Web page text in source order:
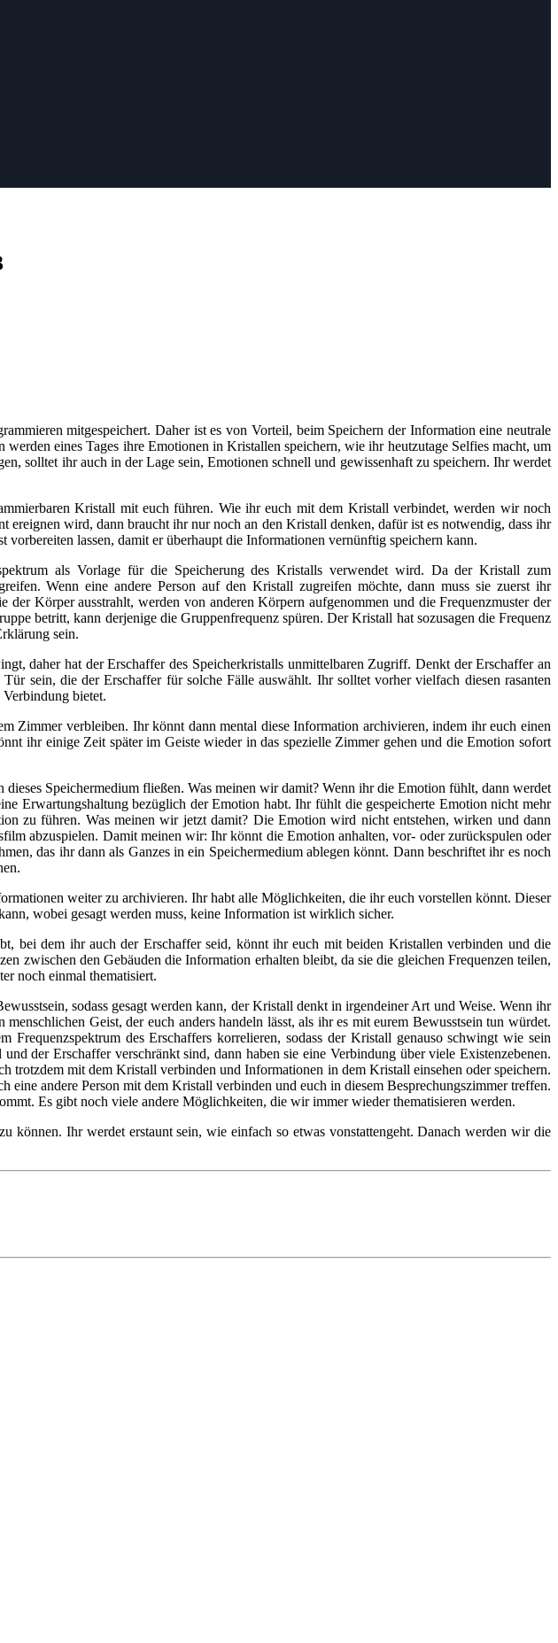
mitgespeichert. Daher ist es von Vorteil, beim Speichern der Information eine neutrale
eines Tages ihre Emotionen in Kristallen speichern, wie ihr heutzutage Selfies macht, um
solltet ihr auch in der Lage sein, Emotionen schnell und gewissenhaft zu speichern. Ihr werdet
Kristall mit euch führen. Wie ihr euch mit dem Kristall verbindet, werden wir noch
ereignen wird, dann braucht ihr nur noch an den Kristall denken, dafür ist es notwendig, dass ihr
lassen, damit er überhaupt die Informationen vernünftig speichern kann.
als Vorlage für die Speicherung des Kristalls verwendet wird. Da der Kristall zum
Wenn eine andere Person auf den Kristall zugreifen möchte, dann muss sie zuerst ihr
der Körper ausstrahlt, werden von anderen Körpern aufgenommen und die Frequenzmuster der
betritt, kann derjenige die Gruppenfrequenz spüren. Der Kristall hat sozusagen die Frequenz
sein.
daher hat der Erschaffer des Speicherkristalls unmittelbaren Zugriff. Denkt der Erschaffer an
sein, die der Erschaffer für solche Fälle auswählt. Ihr solltet vorher vielfach diesen rasanten
bietet.
Zimmer verbleiben. Ihr könnt dann mental diese Information archivieren, indem ihr euch einen
ihr einige Zeit später im Geiste wieder in das spezielle Zimmer gehen und die Emotion sofort
Speichermedium fließen. Was meinen wir damit? Wenn ihr die Emotion fühlt, dann werdet
Erwartungshaltung bezüglich der Emotion habt. Ihr fühlt die gespeicherte Emotion nicht mehr
zu führen. Was meinen wir jetzt damit? Die Emotion wird nicht entstehen, wirken und dann
abzuspielen. Damit meinen wir: Ihr könnt die Emotion anhalten, vor- oder zurückspulen oder
das ihr dann als Ganzes in ein Speichermedium ablegen könnt. Dann beschriftet ihr es noch
weiter zu archivieren. Ihr habt alle Möglichkeiten, die ihr euch vorstellen könnt. Dieser
wobei gesagt werden muss, keine Information ist wirklich sicher.
bei dem ihr auch der Erschaffer seid, könnt ihr euch mit beiden Kristallen verbinden und die
zwischen den Gebäuden die Information erhalten bleibt, da sie die gleichen Frequenzen teilen,
noch einmal thematisiert.
sodass gesagt werden kann, der Kristall denkt in irgendeiner Art und Weise. Wenn ihr
Geist, der euch anders handeln lässt, als ihr es mit eurem Bewusstsein tun würdet.
des Erschaffers korrelieren, sodass der Kristall genauso schwingt wie sein
der Erschaffer verschränkt sind, dann haben sie eine Verbindung über viele Existenzebenen.
mit dem Kristall verbinden und Informationen in dem Kristall einsehen oder speichern.
andere Person mit dem Kristall verbinden und euch in diesem Besprechungszimmer treffen.
Es gibt noch viele andere Möglichkeiten, die wir immer wieder thematisieren werden.
Ihr werdet erstaunt sein, wie einfach so etwas vonstattengeht. Danach werden wir die